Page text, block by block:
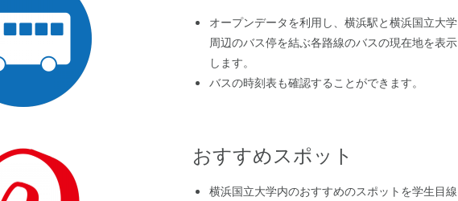
オープンデータを利用し、横浜駅と横浜国立大学
周辺のバス停を結ぶ各路線のバスの現在地を表示
します。
バスの時刻表も確認することができます。
おすすめスポット
横浜国立大学内のおすすめのスポットを学生目線